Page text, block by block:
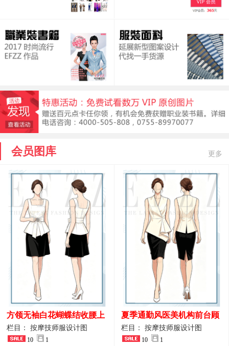
会员图库 更多
方领无袖白花蝴蝶结收腰上
衣 SPA会所接待工作制服设
计
栏目： 按摩技师服设计图
10 1
夏季通勤风医美机构前台顾
问端庄工作制服
栏目： 按摩技师服设计图
10 1